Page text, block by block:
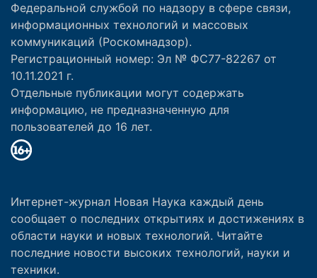
Федеральной службой по надзору в сфере связи,
информационных технологий и массовых
коммуникаций (Роскомнадзор).
Регистрационный номер: Эл № ФС77-82267 от
10.11.2021 г.
Отдельные публикации могут содержать
информацию, не предназначенную для
пользователей до 16 лет.
Интернет-журнал Новая Наука каждый день
сообщает о последних открытиях и достижениях в
области науки и новых технологий. Читайте
последние новости высоких технологий, науки и
техники.